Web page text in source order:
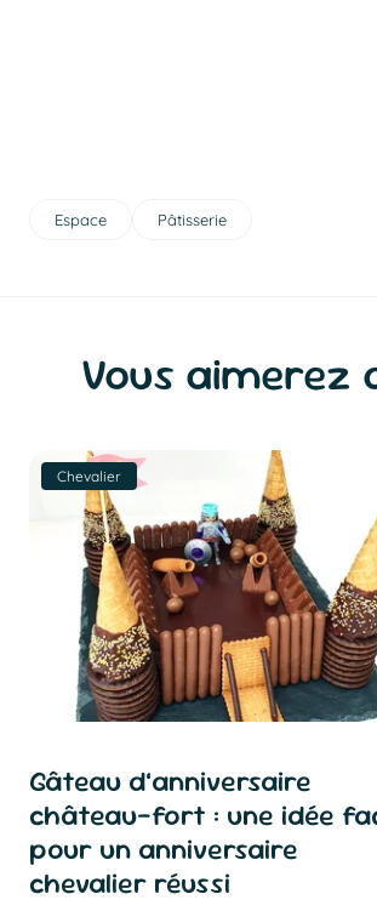
Espace Pâtisserie
Vous aimerez
Chevalier
Gâteau d’anniversaire
château-fort : une idée
pour un anniversaire
chevalier réussi